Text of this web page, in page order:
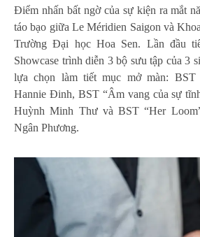
Điểm nhấn bất ngờ của sự kiện ra mắt
táo bạo giữa Le Méridien Saigon và
Trường Đại học Hoa Sen. Lần đầu
Showcase trình diễn 3 bộ sưu tập của 3
lựa chọn làm tiết mục mở màn:
Hannie Đinh, BST “Âm vang của sự
Huỳnh Minh Thư và BST “Her
Ngân Phương.